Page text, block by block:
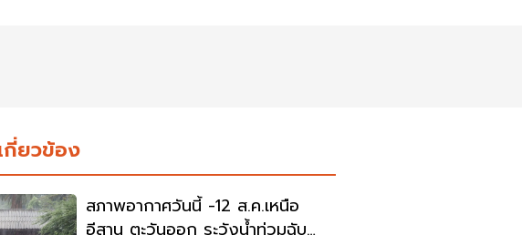
กี่ยวข้อง
สภาพอากาศวันนี้ -12 ส.ค.เหนือ
อีสาน ตะวันออก ระวังน้ำท่วมฉับ